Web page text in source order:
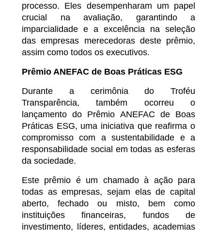
processo. Eles desempenharam um papel
crucial na avaliação, garantindo a
imparcialidade e a excelência na seleção
das empresas merecedoras deste prêmio,
assim como todos os executivos.
Prêmio ANEFAC de Boas Práticas ESG
Durante a cerimônia do Troféu
Transparência, também ocorreu o
lançamento do Prêmio ANEFAC de Boas
Práticas ESG, uma iniciativa que reafirma o
compromisso com a sustentabilidade e a
responsabilidade social em todas as esferas
da sociedade.
Este prêmio é um chamado à ação para
todas as empresas, sejam elas de capital
aberto, fechado ou misto, bem como
instituições financeiras, fundos de
investimento, líderes, entidades, academias